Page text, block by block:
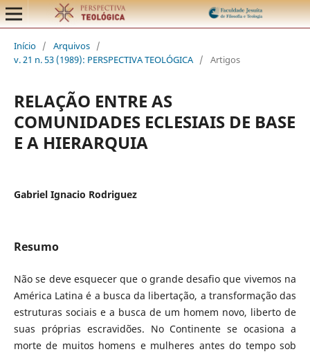
Início / Arquivos /
v. 21 n. 53 (1989): PERSPECTIVA TEOLÓGICA / Artigos
RELAÇÃO ENTRE AS
COMUNIDADES ECLESIAIS DE BASE
E A HIERARQUIA
Gabriel Ignacio Rodriguez
Resumo
Não se deve esquecer que o grande desafio que vivemos na
América Latina é a busca da libertação, a transformação das
estruturas sociais e a busca de um homem novo, liberto de
suas próprias escravidões. No Continente se ocasiona a
morte de muitos homens e mulheres antes do tempo sob